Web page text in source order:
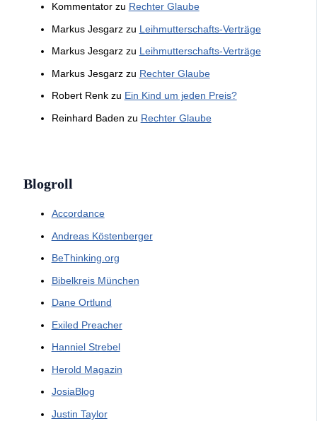
Kommentatorzu Rechter Glaube
Markus Jesgarzzu Leihmutterschafts-Verträge
Markus Jesgarzzu Leihmutterschafts-Verträge
Markus Jesgarzzu Rechter Glaube
Robert Renkzu Ein Kind um jeden Preis?
Reinhard Baden zu Rechter Glaube
Blogroll
Accordance
Andreas Köstenberger
BeThinking.org
Bibelkreis München
Dane Ortlund
Exiled Preacher
Hanniel Strebel
Herold Magazin
JosiaBlog
Justin Taylor